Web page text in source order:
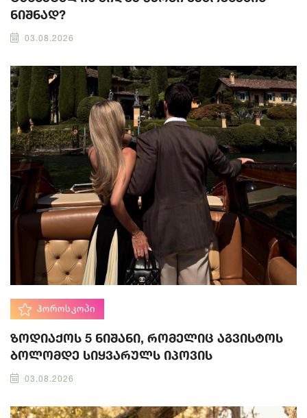
ნიშნად?
03.08.2026
ᲰᲝᲠᲝᲡᲙᲝᲞᲘ
ზოდიაქოს 5 ნიშანი, რომელიც აგვისტოს
ბოლომდე სიყვარულს იპოვის
03.08.2026